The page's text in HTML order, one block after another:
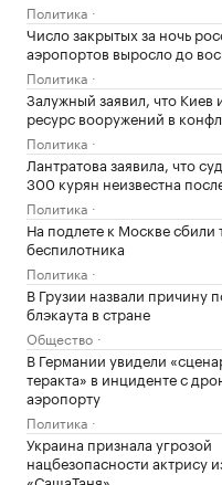
Политика
Число закрытых за ночь
аэропортов выросло до
Политика
Залужный заявил, что Киев
ресурс вооружений в
Политика
Лантратова заявила, что
300 курян неизвестна
Политика
На подлете к Москве сбили
беспилотника
Политика
В Грузии назвали причину
блэкаута в стране
Общество
В Германии увидели
теракта» в инциденте с
аэропорту
Политика
Украина признала угрозой
нацбезопасности актрису
«СашаТаня»